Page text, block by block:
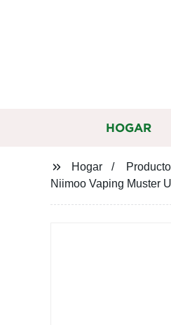
HOGAR
Hogar
Niimoo Vaping Muster